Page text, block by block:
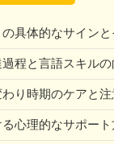
具体的なサイン
程と言語スキル
り時期のケアと注
心理的なサポー